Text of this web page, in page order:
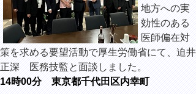
地方への実
効性のある
医師偏在対
策を求める要望活動で厚生労働省にて、迫井
正深 医務技監と面談しました。
14時00分 東京都千代田区内幸町